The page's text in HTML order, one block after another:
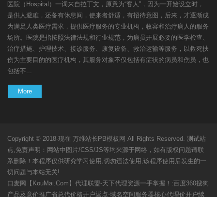
医院（Hospital）一词来自拉丁文，原意为“客人”，因为一开始设立时，
是供人避难，还备有休息间，使来者舒适，有招待意图，后来，才逐渐成
为满足人类医疗需求，提供医疗服务的专业机构，收容和治疗病人的服务
场所。医院是指按照法律法规和行业规范，为病员开展必要的医学检查、
治疗措施、护理技术、接诊服务、康复设备、救治运输等服务，以救死扶
伤为主要目的的医疗机构，其服务对象不仅包括有症状的病员和伤员，也
包括不...
More
Copyright © 2018-现在 万维站长PB模板网 All Rights Reserved. 测试站
点,免责声明：网站中图片/CSS/JS等均来源于网络，如有版权问题请联
系删除！本程序仅供研究学习使用,切勿违法使用,该程序使用后发生的一
切问题与本站无关!
口麦网【KouMai.Com】代理联盟-天下代理资源一手掌握！ :百度360搜狗
产品及竟价推广省总代价格开户返点-域名空间服务器核心代理价开户续